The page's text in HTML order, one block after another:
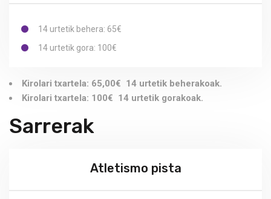
14 urtetik behera: 65€
14 urtetik gora: 100€
Kirolari txartela: 65,00€ 14 urtetik beherakoak.
Kirolari txartela: 100€ 14 urtetik gorakoak.
Sarrerak
Atletismo pista